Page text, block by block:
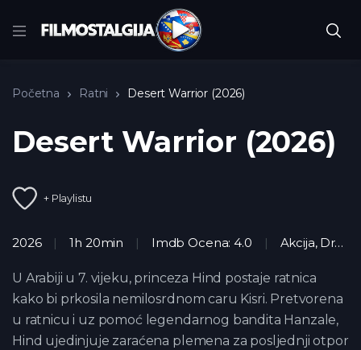
Početna Ratni Desert Warrior (2026)
Desert Warrior (2026)
+ Playlistu
2026 1h 20min Imdb Ocena: 4.0 Akcija, Drama
U Arabiji u 7. vijeku, princeza Hind postaje ratnica
kako bi prkosila nemilosrdnom caru Kisri. Pretvorena
u ratnicu i uz pomoć legendarnog bandita Hanzale,
Hind ujedinjuje zaraćena plemena za posljednji otpor